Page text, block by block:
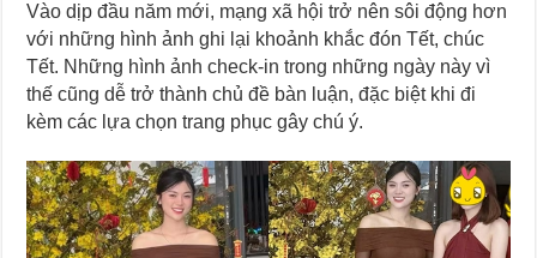
Vào dịp đầu năm mới, mạng xã hội trở nên sôi động hơn
với những hình ảnh ghi lại khoảnh khắc đón Tết, chúc
Tết. Những hình ảnh check-in trong những ngày này vì
thế cũng dễ trở thành chủ đề bàn luận, đặc biệt khi đi
kèm các lựa chọn trang phục gây chú ý.